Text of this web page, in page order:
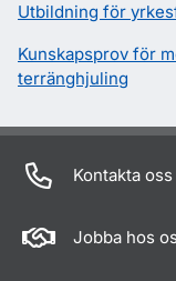
Utbildning för
Kunskapsprov för
terränghjuling
Kontakta oss
Jobba hos